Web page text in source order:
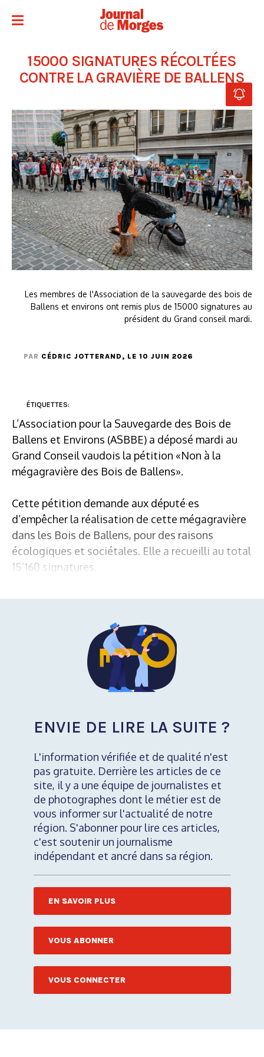
15000 SIGNATURES RÉCOLTÉES
CONTRE LA GRAVIÈRE DE BALLENS
Les membres de l'Association de la sauvegarde des bois de
Ballens et environs ont remis plus de 15000 signatures au
président du Grand conseil mardi.
PAR CÉDRIC JOTTERAND , LE 10 JUIN 2026
ÉTIQUETTES:
L’Association pour la Sauvegarde des Bois de
Ballens et Environs (ASBBE) a déposé mardi au
Grand Conseil vaudois la pétition «Non à la
mégagravière des Bois de Ballens».
Cette pétition demande aux député·es
d’empêcher la réalisation de cette mégagravière
dans les Bois de Ballens, pour des raisons
écologiques et sociétales. Elle a recueilli au total
15’160 signatures.
ENVIE DE LIRE LA SUITE ?
L'information vérifiée et de qualité n'est
pas gratuite. Derrière les articles de ce
site, il y a une équipe de journalistes et
de photographes dont le métier est de
vous informer sur l'actualité de notre
région. S'abonner pour lire ces articles,
c'est soutenir un journalisme
indépendant et ancré dans sa région.
EN SAVOIR PLUS
VOUS ABONNER
VOUS CONNECTER